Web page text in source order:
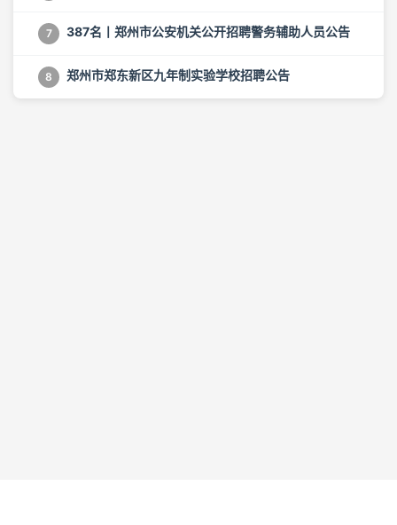
7 387名丨郑州市公安机关公开招聘警务辅助人员公告
8 郑州市郑东新区九年制实验学校招聘公告